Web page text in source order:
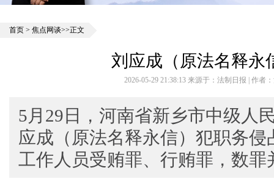
首页 > 焦点网谈>>正文
刘应成（原法名释永
2026-05-29 21:38:13 来源于：法制日报 | 作者
5月29日，河南省新乡市中级人
应成（原法名释永信）犯职务
工作人员受贿罪、行贿罪，数罪